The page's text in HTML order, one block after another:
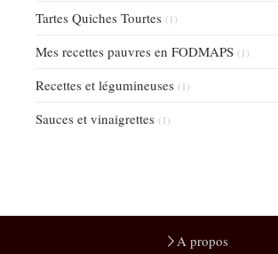
Tartes Quiches Tourtes (1)
Mes recettes pauvres en FODMAPS (1)
Recettes et légumineuses (1)
Sauces et vinaigrettes (1)
A propos